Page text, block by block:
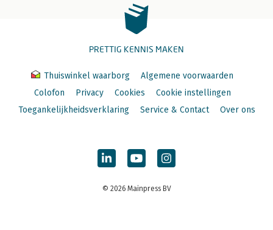
PRETTIG KENNIS MAKEN
Thuiswinkel waarborg
Algemene voorwaarden
Colofon
Privacy Cookies
Cookie instellingen
Toegankelijkheidsverklaring
Service & Contact Over ons
© 2026 Mainpress BV